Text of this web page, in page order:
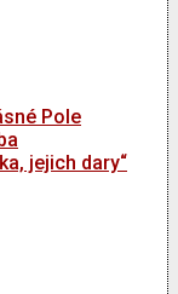
Pole
jejich dary“